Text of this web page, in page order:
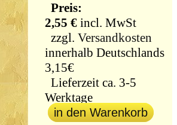
Preis:
2,55 € incl. MwSt
zzgl.Versandkosten
innerhalb Deutschlands
3,15€
Lieferzeit ca. 3-5
Werktage
in den Warenkorb